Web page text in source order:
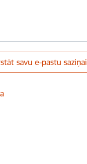
savu e-pastu saziņai